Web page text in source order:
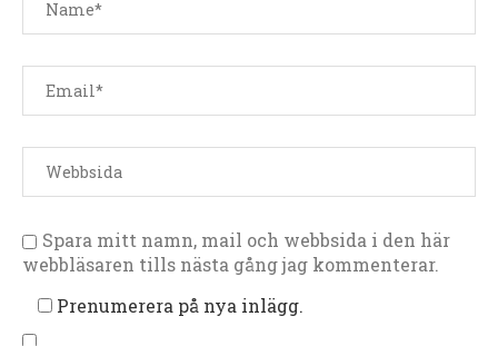
Spara mitt namn, mail och webbsida i den här
webbläsaren tills nästa gång jag kommenterar.
Prenumerera på nya inlägg.